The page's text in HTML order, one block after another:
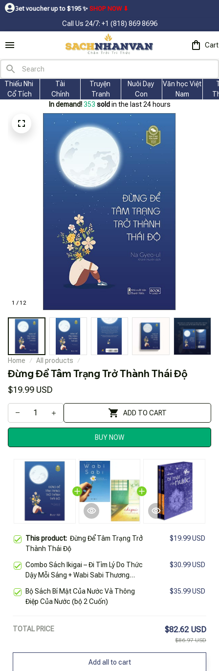
up to $195ㅤ ✨ㅤSHOP NOW ⬇
Call Us 24/7: +1 (818) 869 8696
Cart
Thiếu Nhi
Cổ Tích
Tài
Chính
Truyện
Tranh
Nuôi Dạy
Con
Văn học Việt
Nam
In demand! 357 sold in the last 24 hours
1 / 12
Home All products
Đừng Để Tâm Trạng Trở Thành Thái Độ
$19.99 USD
ADD TO CART
BUY NOW
This product: Đừng Để Tâm Trạng Trở
Thành Thái Độ
$19.99 USD
Combo Sách Ikigai – Đi Tìm Lý Do Thức
Dậy Mỗi Sáng + Wabi Sabi Thương
Cuốn)
$30.99 USD
Bộ Sách Bí Mật Của Nước Và Thông
Điệp Của Nước (bộ 2 Cuốn)
$35.99 USD
TOTAL PRICE $82.62 USD
$86.97 USD
Add all to cart